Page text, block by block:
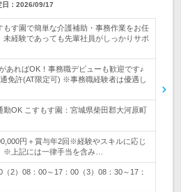
： 2026/09/17
もす園で簡単な介護補助・事務作業をお任
未経験であっても先輩社員がしっかりサポ
あればOK！事務職デビューも歓迎です♪
免許(AT限定可) ※事務職経験者は優遇し
勤OK こすもす園：宮城県柴田郡大河原町
円＋賞与年2回※経験やスキルに応じ
※上記には一律手当を含み…
（2）08：00～17：00（3）08：30～17：